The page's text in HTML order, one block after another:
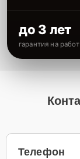
до 3 лет
гарантия на
Телефон